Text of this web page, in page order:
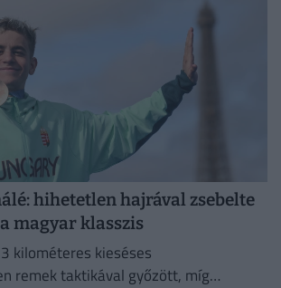
hihetetlen hajrával zsebelte
magyar klasszis
kilométeres kieséses
remek taktikával győzött, míg